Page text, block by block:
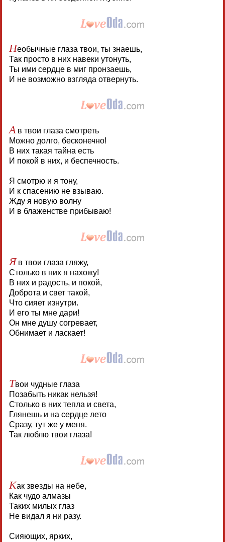
Необычные глаза твои, ты знаешь,
Так просто в них навеки утонуть,
Ты ими сердце в миг пронзаешь,
И не возможно взгляда отвернуть.
А в твои глаза смотреть
Можно долго, бесконечно!
В них такая тайна есть
И покой в них, и беспечность.
Я смотрю и я тону,
И к спасению не взываю.
Жду я новую волну
И в блаженстве прибываю!
Яв твои глаза гляжу,
Столько в них я нахожу!
В них и радость, и покой,
Доброта и свет такой,
Что сияет изнутри.
И его ты мне дари!
Он мне душу согревает,
Обнимает и ласкает!
Твои чудные глаза
Позабыть никак нельзя!
Столько в них тепла и света,
Глянешь и на сердце лето
Сразу, тут же у меня.
Так люблю твои глаза!
Как звезды на небе,
Как чудо алмазы
Таких милых глаз
Не видал я ни разу.
Сияющих, ярких,